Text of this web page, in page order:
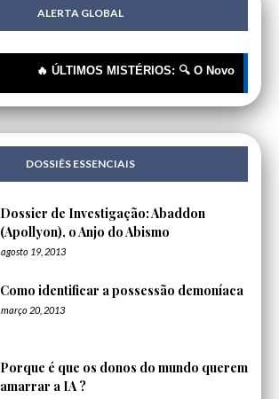
ALERTA GLOBAL
🔥 ÚLTIMOS MISTÉRIOS: 🔍 O Novo Rótulo,
DOSSIÊS ESSENCIAIS
Dossier de Investigação: Abaddon
(Apollyon), o Anjo do Abismo
agosto 19, 2013
Como identificar a possessão demoníaca
março 20, 2013
Porque é que os donos do mundo querem
amarrar a IA ?